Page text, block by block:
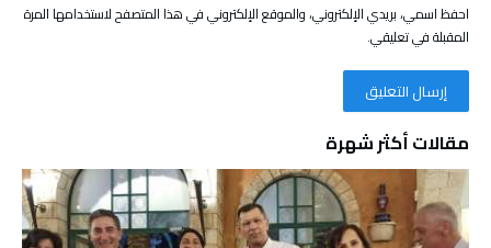
احفظ اسمي، بريدي الإلكتروني، والموقع الإلكتروني في هذا المتصفح لاستخدامها المرة
المقبلة في تعليقي.
مقالات أكثر شهرة